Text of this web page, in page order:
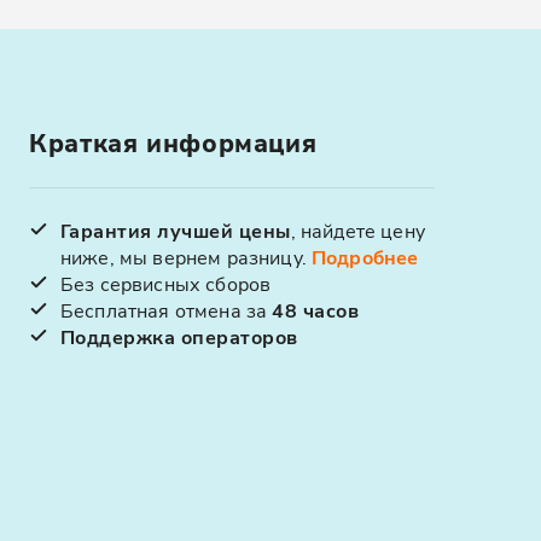
Краткая информация
Гарантия лучшей цены , найдете цену
ниже, мы вернем разницу. Подробнее
Без сервисных сборов
Бесплатная отмена за48 часов
Поддержка операторов